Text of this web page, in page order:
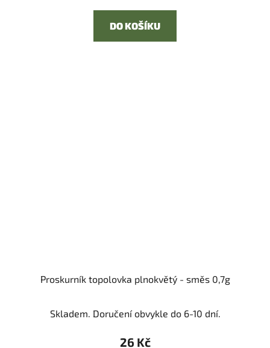
DO KOŠÍKU
Proskurník topolovka plnokvětý - směs 0,7g
Skladem. Doručení obvykle do 6-10 dní.
26 Kč